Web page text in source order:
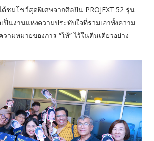
ด้ชมโชว์สุดพิเศษจากศิลปิน PROJEXT 52 รุ่น
ป็นงานแห่งความประทับใจที่รวมเอาทั้งความ
ามหมายของการ “ให้” ไว้ในคืนเดียวอย่าง